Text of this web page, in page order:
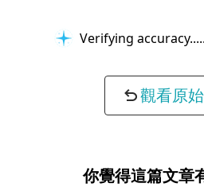
Optimizing
觀看原
你覺得這篇文章